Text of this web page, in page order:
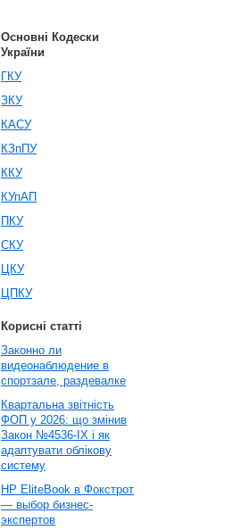
Основні Кодески
України
ГКУ
ЗКУ
КАСУ
КЗпПУ
ККУ
КУпАП
ПКУ
СКУ
ЦКУ
ЦПКУ
Корисні статті
Законно ли
видеонаблюдение в
спортзале, раздевалке
Квартальна звітність
ФОП у 2026: що змінив
Закон №4536-IX і як
адаптувати облікову
систему
HP EliteBook в Фокстрот
— выбор бизнес-
экспертов